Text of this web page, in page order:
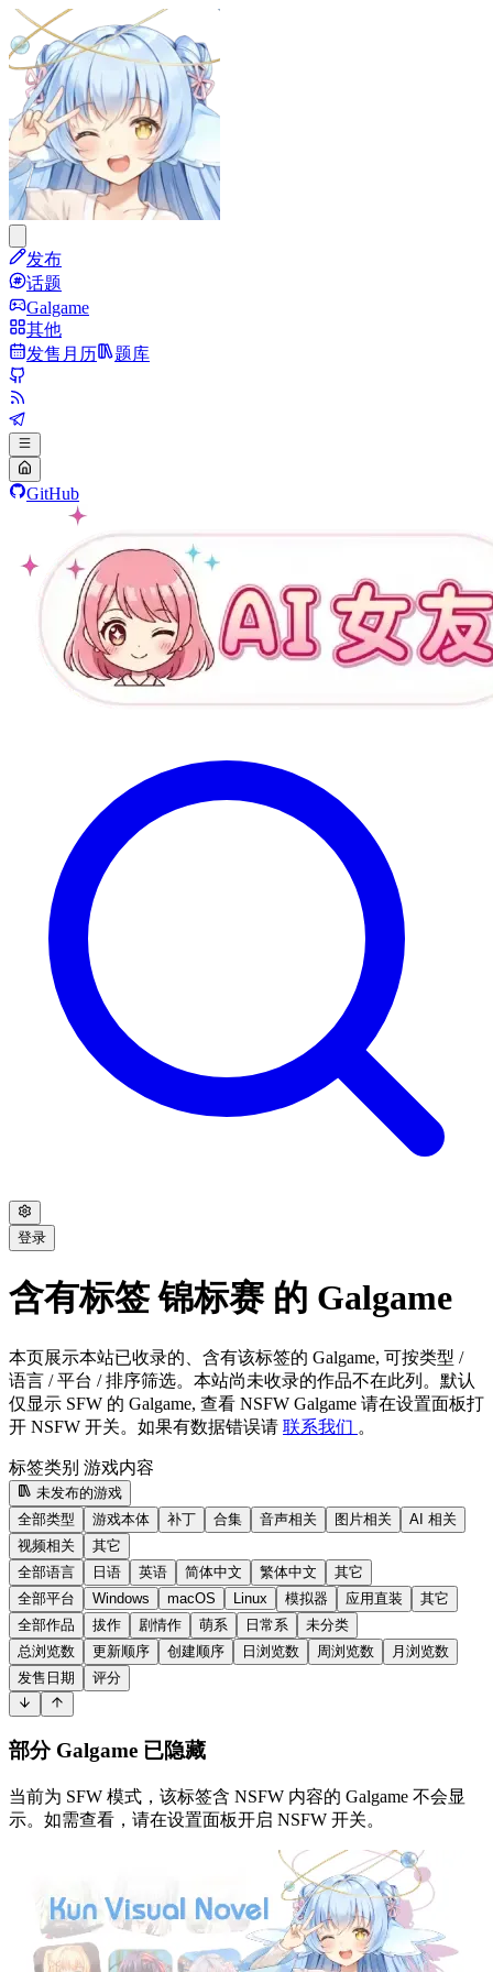
发布
话题
Galgame
其他
发售月历
题库
GitHub
登录
含有标签 锦标赛 的 Galgame
本页展示本站已收录的、含有该标签的 Galgame, 可按类型 /
语言 / 平台 / 排序筛选。本站尚未收录的作品不在此列。默认
仅显示 SFW 的 Galgame, 查看 NSFW Galgame 请在设置面板打
开 NSFW 开关。如果有数据错误请 联系我们 。
标签类别 游戏内容
未发布的游戏
全部类型
游戏本体 补丁 合集 音声相关 图片相关
AI 相关
视频相关
其它
全部语言
日语 英语 简体中文 繁体中文
其它
全部平台
Windows macOS Linux 模拟器 应用直装
其它
全部作品
拔作 剧情作 萌系 日常系
未分类
总浏览数
更新顺序 创建顺序 日浏览数 周浏览数
月浏览数
发售日期
评分
部分 Galgame 已隐藏
当前为 SFW 模式，该标签含 NSFW 内容的 Galgame 不会显
示。如需查看，请在设置面板开启 NSFW 开关。